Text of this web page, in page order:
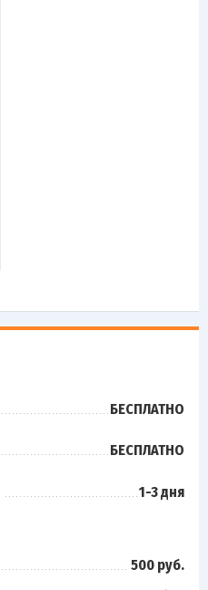
БЕСПЛАТНО
БЕСПЛАТНО
1-3 дня
500 руб.